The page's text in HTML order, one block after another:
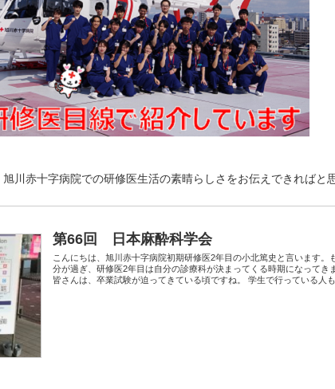
川赤十字病院での研修医生活の素晴らしさをお伝えできればと
第66回 日本麻酔科学会
こんにちは、旭川赤十字病院初期研修医2年目の小北篤史と言います。
分が過ぎ、研修医2年目は自分の診療科が決まってくる時期になってき
皆さんは、卒業試験が迫ってきている頃ですね。 学生で行っている人